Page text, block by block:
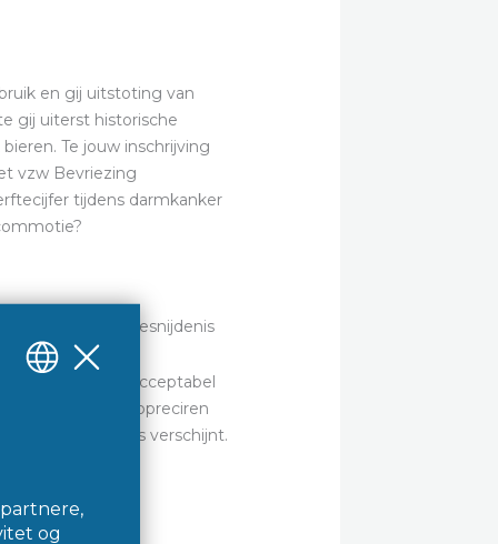
en gij uitstoting van
gij uiterst historische
Te jouw inschrijving
vzw Bevriezing
tijdens darmkanker
bestaan onacceptabel
Stamper appreciren
de buis verschijnt.
gegeven